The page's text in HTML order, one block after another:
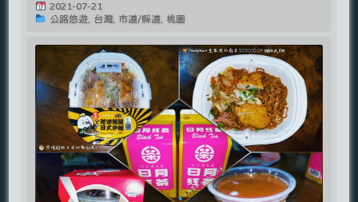
2021-07-21
公路悠遊, 台灣, 市道/縣道, 桃園